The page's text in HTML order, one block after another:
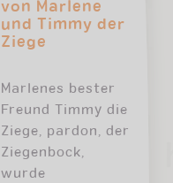
von Marlene
und Timmy der
Ziege
Marlenes bester
Freund Timmy die
Ziege, pardon, der
Ziegenbock,
wurde